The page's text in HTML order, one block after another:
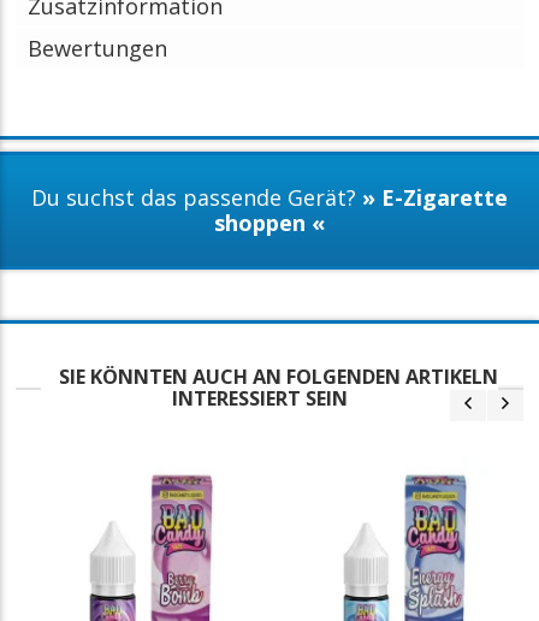
Zusatzinformation
Bewertungen
Du suchst das passende Gerät? » E-Zigarette
shoppen «
SIE KÖNNTEN AUCH AN FOLGENDEN ARTIKELN
INTERESSIERT SEIN